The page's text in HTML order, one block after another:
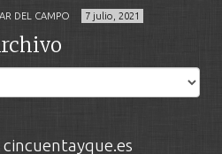
DEL CAMPO 7 julio, 2021